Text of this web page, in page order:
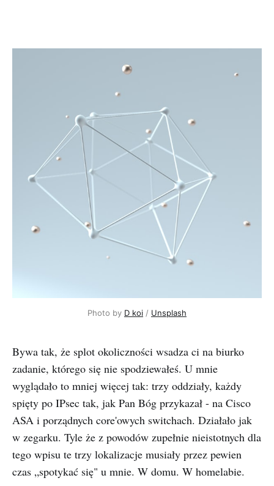
Photo by D koi / Unsplash
Bywa tak, że splot okoliczności wsadza ci na biurko
zadanie, którego się nie spodziewałeś. U mnie
wyglądało to mniej więcej tak: trzy oddziały, każdy
spięty po IPsec tak, jak Pan Bóg przykazał - na Cisco
ASA i porządnych core'owych switchach. Działało jak
w zegarku. Tyle że z powodów zupełnie nieistotnych dla
tego wpisu te trzy lokalizacje musiały przez pewien
czas „spotykać się" u mnie. W domu. W homelabie.